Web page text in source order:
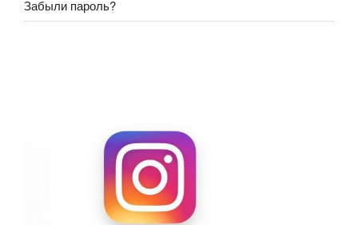
Забыли пароль?